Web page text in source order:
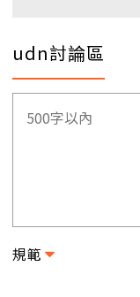
udn討論區
規範